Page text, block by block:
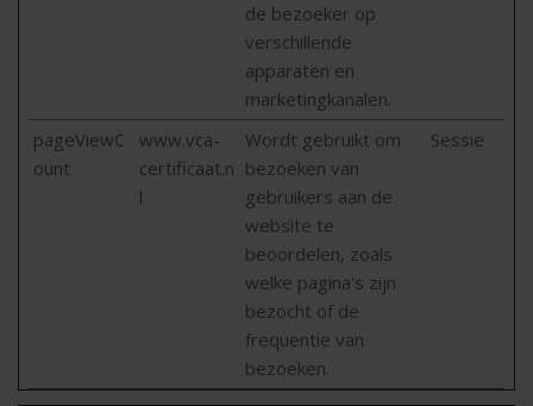
de bezoeker op
verschillende
apparaten en
marketingkanalen.
pageViewC
ount
www.vca-
certificaat.n
l
Wordt gebruikt om
bezoeken van
gebruikers aan de
website te
beoordelen, zoals
welke pagina's zijn
bezocht of de
frequentie van
bezoeken.
Sessie